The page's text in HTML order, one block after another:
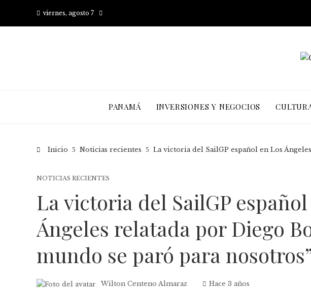
viernes, agosto 7
PANAMÁ INVERSIONES Y NEGOCIOS
Inicio Noticias recientes La victoria del SailGP español en Los
NOTICIAS RECIENTES
La victoria del SailGP
Ángeles relatada por Diego
mundo se paró para
Wilton Centeno Almaraz Hace 3 años